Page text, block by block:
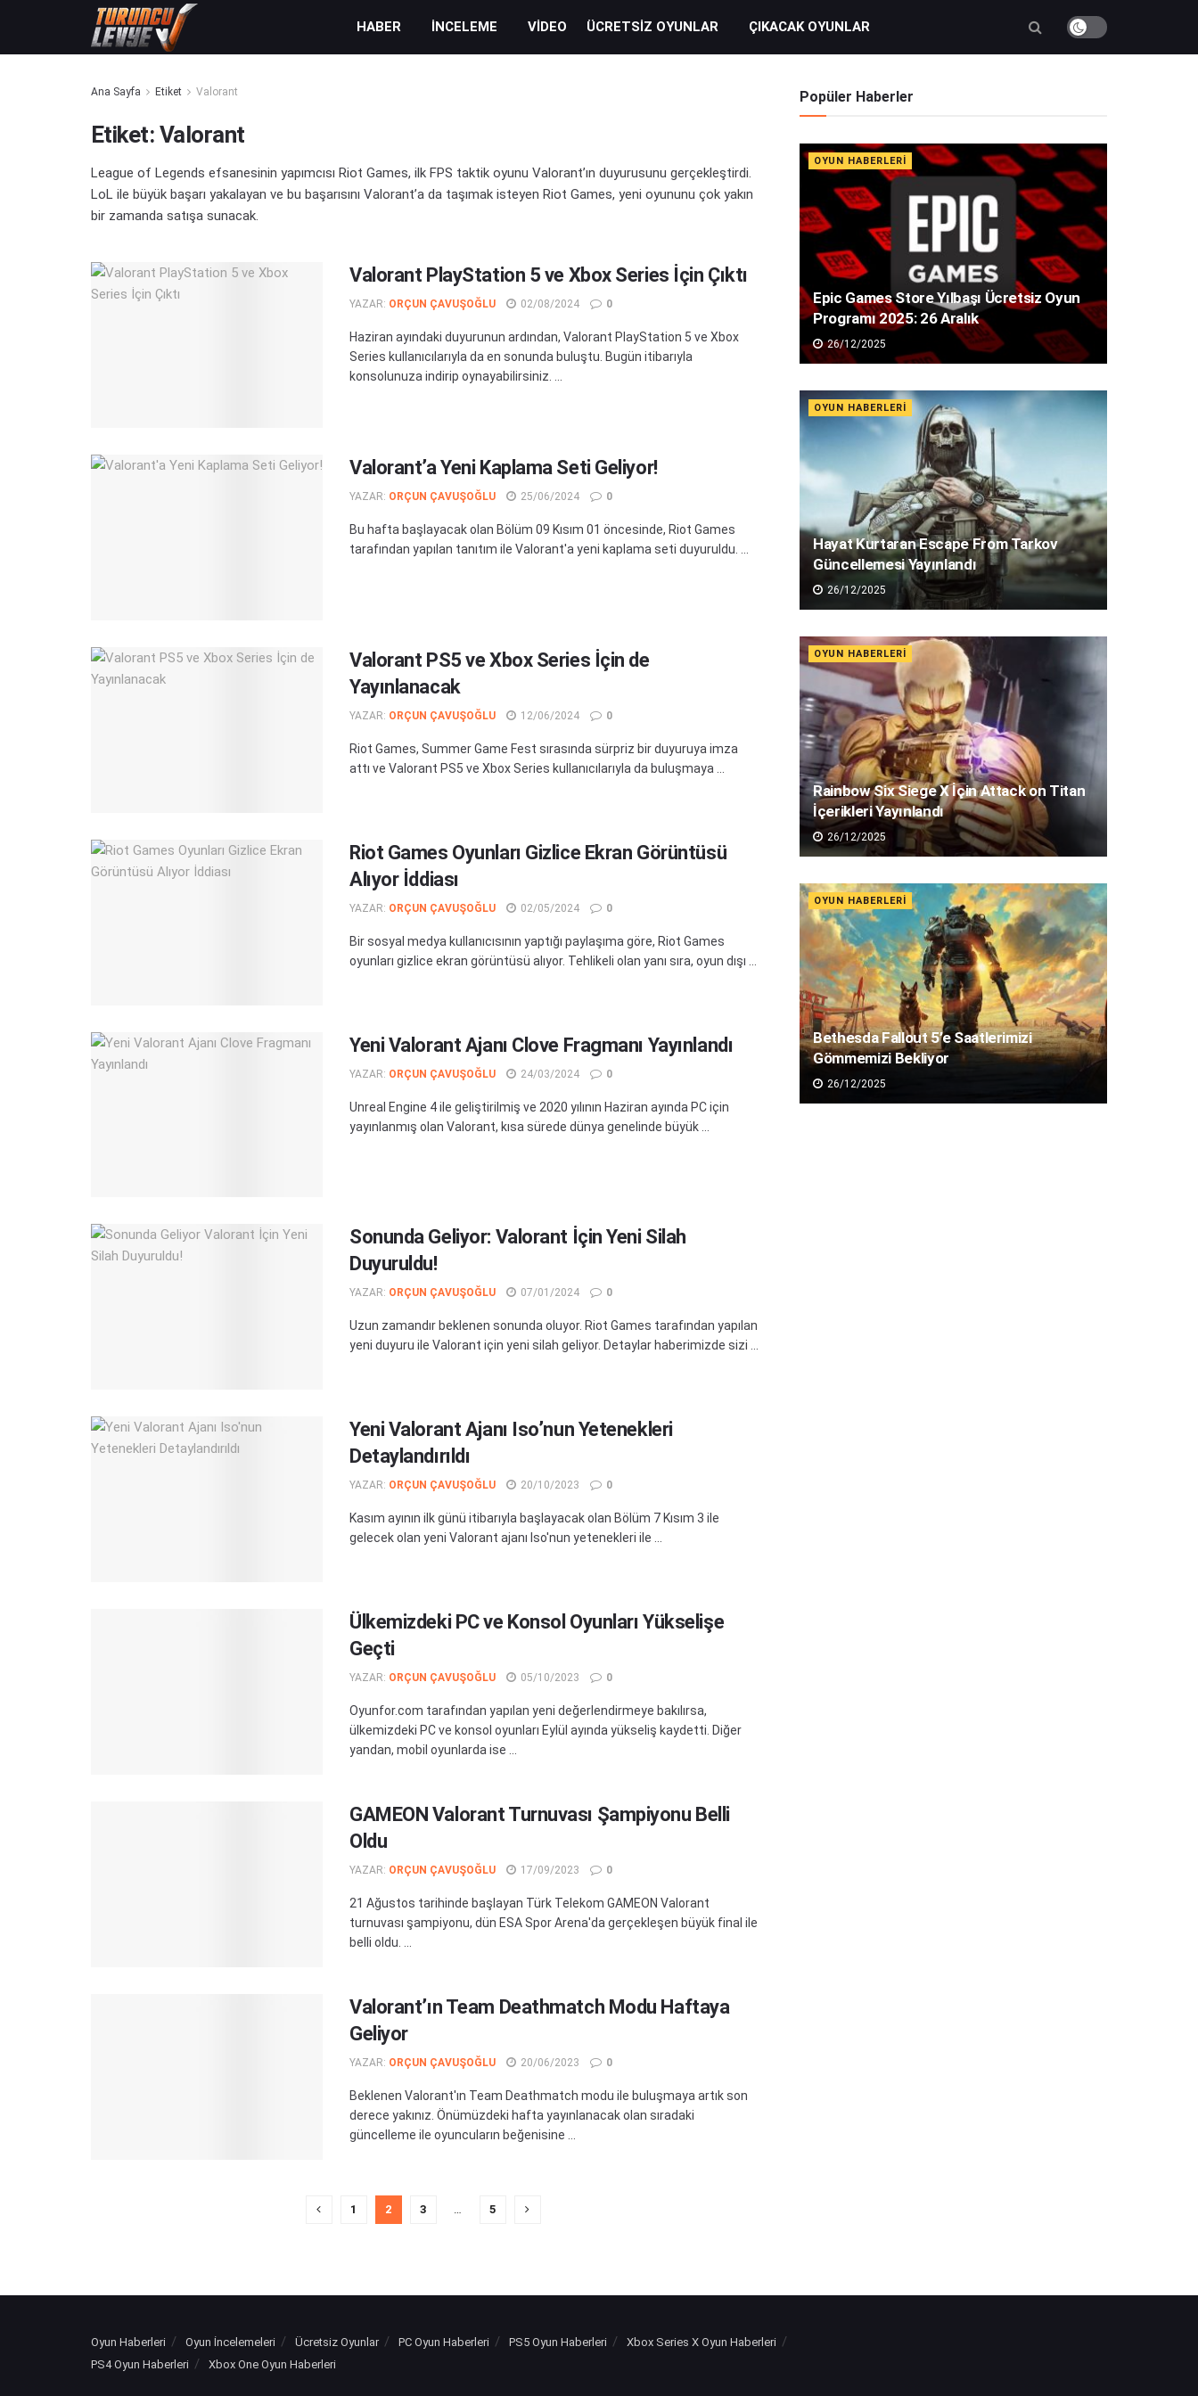
HABER İNCELEME VIDEO ÜCRETSIZ OYUNLAR ÇIKACAK OYUNLAR
Ana Sayfa Etiket Valorant
Etiket: Valorant
League of Legends efsanesinin yapımcısı Riot Games, ilk FPS taktik oyunu Valorant’ın duyurusunu gerçekleştirdi.
LoL ile büyük başarı yakalayan ve bu başarısını Valorant’a da taşımak isteyen Riot Games, yeni oyununu çok yakın
bir zamanda satışa sunacak.
Valorant PlayStation 5 ve Xbox Series İçin Çıktı
YAZAR: ORÇUN ÇAVUŞOĞLU 02/08/2024 0
Haziran ayındaki duyurunun ardından, Valorant PlayStation 5 ve Xbox
Series kullanıcılarıyla da en sonunda buluştu. Bugün itibarıyla
konsolunuza indirip oynayabilirsiniz. ...
Valorant’a Yeni Kaplama Seti Geliyor!
YAZAR: ORÇUN ÇAVUŞOĞLU 25/06/2024 0
Bu hafta başlayacak olan Bölüm 09 Kısım 01 öncesinde, Riot Games
tarafından yapılan tanıtım ile Valorant'a yeni kaplama seti duyuruldu. ...
Valorant PS5 ve Xbox Series İçin de
Yayınlanacak
YAZAR: ORÇUN ÇAVUŞOĞLU 12/06/2024 0
Riot Games, Summer Game Fest sırasında sürpriz bir duyuruya imza
attı ve Valorant PS5 ve Xbox Series kullanıcılarıyla da buluşmaya ...
Riot Games Oyunları Gizlice Ekran Görüntüsü
Alıyor İddiası
YAZAR: ORÇUN ÇAVUŞOĞLU 02/05/2024 0
Bir sosyal medya kullanıcısının yaptığı paylaşıma göre, Riot Games
oyunları gizlice ekran görüntüsü alıyor. Tehlikeli olan yanı sıra, oyun dışı ...
Yeni Valorant Ajanı Clove Fragmanı Yayınlandı
YAZAR: ORÇUN ÇAVUŞOĞLU 24/03/2024 0
Unreal Engine 4 ile geliştirilmiş ve 2020 yılının Haziran ayında PC için
yayınlanmış olan Valorant, kısa sürede dünya genelinde büyük ...
Sonunda Geliyor: Valorant İçin Yeni Silah
Duyuruldu!
YAZAR: ORÇUN ÇAVUŞOĞLU 07/01/2024 0
Uzun zamandır beklenen sonunda oluyor. Riot Games tarafından yapılan
yeni duyuru ile Valorant için yeni silah geliyor. Detaylar haberimizde sizi ...
Yeni Valorant Ajanı Iso’nun Yetenekleri
Detaylandırıldı
YAZAR: ORÇUN ÇAVUŞOĞLU 20/10/2023 0
Kasım ayının ilk günü itibarıyla başlayacak olan Bölüm 7 Kısım 3 ile
gelecek olan yeni Valorant ajanı Iso'nun yetenekleri ile ...
Ülkemizdeki PC ve Konsol Oyunları Yükselişe
Geçti
YAZAR: ORÇUN ÇAVUŞOĞLU 05/10/2023 0
Oyunfor.com tarafından yapılan yeni değerlendirmeye bakılırsa,
ülkemizdeki PC ve konsol oyunları Eylül ayında yükseliş kaydetti. Diğer
yandan, mobil oyunlarda ise ...
GAMEON Valorant Turnuvası Şampiyonu Belli
Oldu
YAZAR: ORÇUN ÇAVUŞOĞLU 17/09/2023 0
21 Ağustos tarihinde başlayan Türk Telekom GAMEON Valorant
turnuvası şampiyonu, dün ESA Spor Arena'da gerçekleşen büyük final ile
belli oldu. ...
Valorant’ın Team Deathmatch Modu Haftaya
Geliyor
YAZAR: ORÇUN ÇAVUŞOĞLU 20/06/2023 0
Beklenen Valorant'ın Team Deathmatch modu ile buluşmaya artık son
derece yakınız. Önümüzdeki hafta yayınlanacak olan sıradaki
güncelleme ile oyuncuların beğenisine ...
1 2 3 5
Popüler Haberler
OYUN HABERLERI
Epic Games Store Yılbaşı Ücretsiz Oyun
Programı 2025: 26 Aralık
26/12/2025
OYUN HABERLERI
Hayat Kurtaran Escape From Tarkov
Güncellemesi Yayınlandı
26/12/2025
OYUN HABERLERI
Rainbow Six Siege X İçin Attack on Titan
İçerikleri Yayınlandı
26/12/2025
OYUN HABERLERI
Bethesda Fallout 5’e Saatlerimizi
Gömmemizi Bekliyor
26/12/2025
Oyun Haberleri Oyun İncelemeleri Ücretsiz Oyunlar PC Oyun Haberleri PS5 Oyun Haberleri
Xbox Series X Oyun Haberleri
PS4 Oyun Haberleri
Xbox One Oyun Haberleri